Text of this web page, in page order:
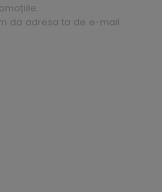
da adresa ta de e-mail